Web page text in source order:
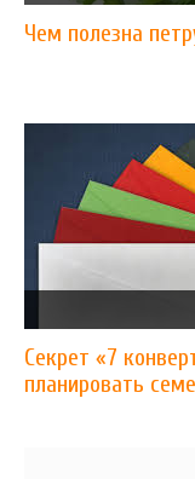
Чем полезна
Секрет «7
планировать